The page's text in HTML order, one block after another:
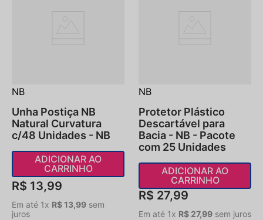
NB
Unha Postiça NB
Natural Curvatura
c/48 Unidades - NB
ADICIONAR AO
CARRINHO
R$ 13,99
Em até 1x R$13,99 sem
juros
NB
Protetor Plástico
Descartável para
Bacia - NB - Pacote
com 25 Unidades
ADICIONAR AO
CARRINHO
R$ 27,99
Em até 1x R$ 27,99 sem juros